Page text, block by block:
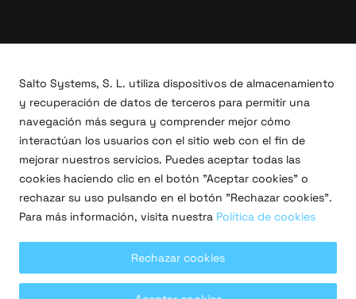
Copyright © 2026 Salto Systems, S.L.
Proyectos I+D+i
Legal
Política de privacidad
Política de cookies
Salto Systems, S. L. utiliza dispositivos de almacenamiento
y recuperación de datos de terceros para permitir una
navegación más segura y comprender mejor cómo
interactúan los usuarios con el sitio web con el fin de
mejorar nuestros servicios. Puedes aceptar todas las
cookies haciendo clic en el botón "Aceptar cookies" o
rechazar su uso pulsando en el botón "Rechazar cookies".
Para más información, visita nuestra Política de cookies
Rechazar cookies